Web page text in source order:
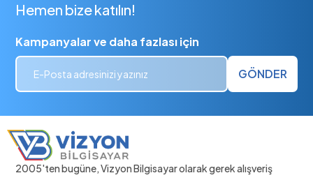
Hemen bize katılın!
Kampanyalar ve daha fazlası için
GÖNDER
2005'ten bugüne, Vizyon Bilgisayar olarak gerek alışveriş